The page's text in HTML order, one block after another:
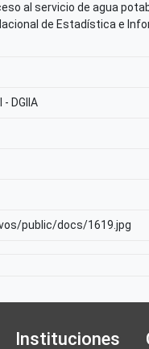
al servicio de agua
de Estadística e
DGIIA
public/docs/1619.jpg
Instituciones